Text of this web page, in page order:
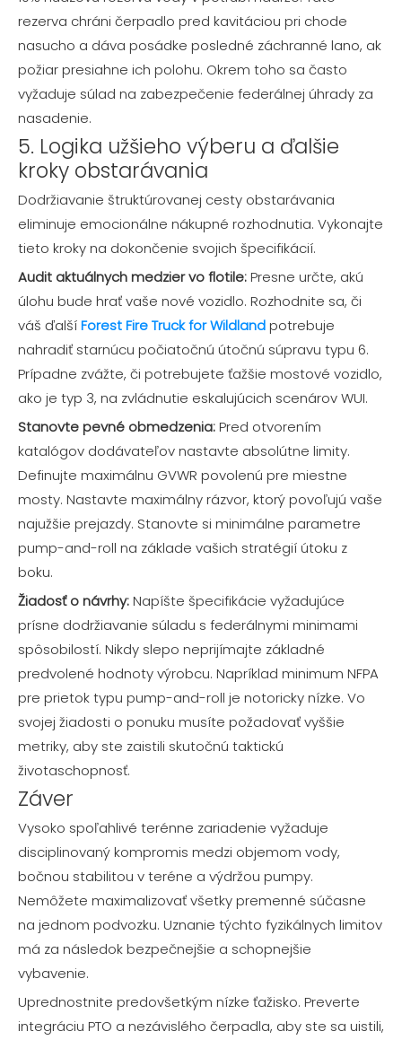
rezerva chráni čerpadlo pred kavitáciou pri chode
nasucho a dáva posádke posledné záchranné lano, ak
požiar presiahne ich polohu. Okrem toho sa často
vyžaduje súlad na zabezpečenie federálnej úhrady za
nasadenie.
5. Logika užšieho výberu a ďalšie
kroky obstarávania
Dodržiavanie štruktúrovanej cesty obstarávania
eliminuje emocionálne nákupné rozhodnutia. Vykonajte
tieto kroky na dokončenie svojich špecifikácií.
Audit aktuálnych medzier vo flotile:Presne určte, akú
úlohu bude hrať vaše nové vozidlo. Rozhodnite sa, či
váš ďalšíForest Fire Truck for Wildlandpotrebuje
nahradiť starnúcu počiatočnú útočnú súpravu typu 6.
Prípadne zvážte, či potrebujete ťažšie mostové vozidlo,
ako je typ 3, na zvládnutie eskalujúcich scenárov WUI.
Stanovte pevné obmedzenia:Pred otvorením
katalógov dodávateľov nastavte absolútne limity.
Definujte maximálnu GVWR povolenú pre miestne
mosty. Nastavte maximálny rázvor, ktorý povoľujú vaše
najužšie prejazdy. Stanovte si minimálne parametre
pump-and-roll na základe vašich stratégií útoku z
boku.
Žiadosť o návrhy:Napíšte špecifikácie vyžadujúce
prísne dodržiavanie súladu s federálnymi minimami
spôsobilostí. Nikdy slepo neprijímajte základné
predvolené hodnoty výrobcu. Napríklad minimum NFPA
pre prietok typu pump-and-roll je notoricky nízke. Vo
svojej žiadosti o ponuku musíte požadovať vyššie
metriky, aby ste zaistili skutočnú taktickú
životaschopnosť.
Záver
Vysoko spoľahlivé terénne zariadenie vyžaduje
disciplinovaný kompromis medzi objemom vody,
bočnou stabilitou v teréne a výdržou pumpy.
Nemôžete maximalizovať všetky premenné súčasne
na jednom podvozku. Uznanie týchto fyzikálnych limitov
má za následok bezpečnejšie a schopnejšie
vybavenie.
Uprednostnite predovšetkým nízke ťažisko. Preverte
integráciu PTO a nezávislého čerpadla, aby ste sa uistili,